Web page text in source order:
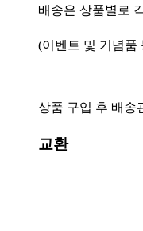
배송은 상품별로
(이벤트 및 기념품
상품 구입 후 배송
교환